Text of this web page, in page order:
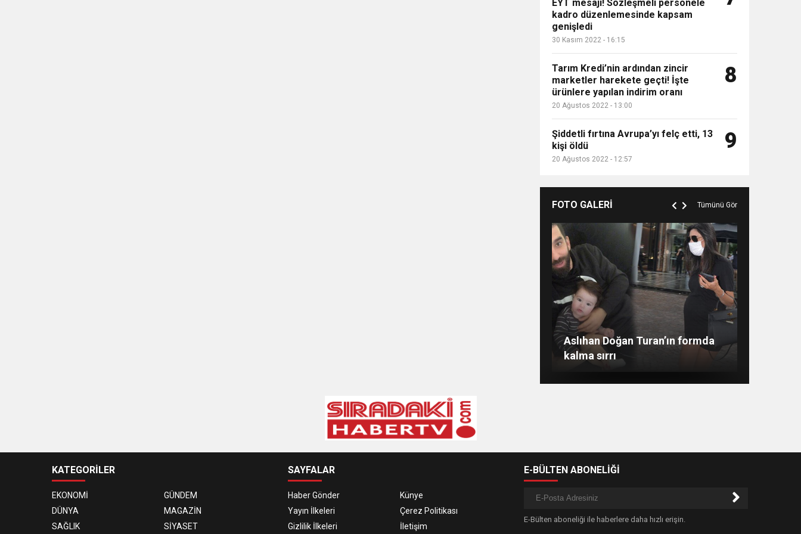
EYT mesajı! Sözleşmeli personele
kadro düzenlemesinde kapsam
genişledi
30 Kasım 2022 - 16:15
Tarım Kredi’nin ardından zincir
marketler harekete geçti! İşte
ürünlere yapılan indirim oranı
20 Ağustos 2022 - 13:00
8
Şiddetli fırtına Avrupa’yı felç etti, 13
kişi öldü
20 Ağustos 2022 - 12:57
9
FOTO GALERİ Tümünü Gör
Evlat mücadelesi veren baba:
“Biz ağlarken HDP’liler düğün
yapıyor”
Aslıhan Doğan Turan’ın formda
kalma sırrı
dikkat çekti
Merve Şarapçıoğlu’dan eski eşi
Berk Oktay’a gönderme
KATEGORİLER
EKONOMİ
GÜNDEM
DÜNYA
MAGAZİN
SAĞLIK
SİYASET
SAYFALAR
Haber Gönder
Künye
Yayın İlkeleri
Çerez Politikası
Gizlilik İlkeleri
İletişim
E-BÜLTEN ABONELİĞİ
E-Bülten aboneliği ile haberlere daha hızlı erişin.